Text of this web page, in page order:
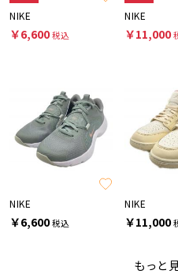
NIKE
￥6,600税込
NIKE
￥11,000
NIKE
￥6,600税込
NIKE
￥11,000
もっと